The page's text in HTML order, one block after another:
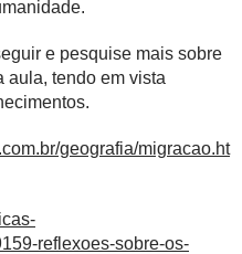
e pesquise mais sobre
aula, tendo em vista
geografia/migracao.ht
reflexoes-sobre-os-